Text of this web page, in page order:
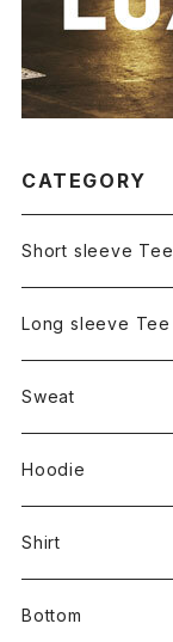
CATEGORY
Short sleeve Tee
Long sleeve Tee
Sweat
Hoodie
Shirt
Bottom